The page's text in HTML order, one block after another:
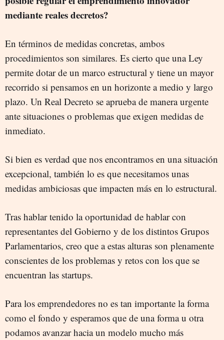
mediante reales decretos?
En términos de medidas concretas, ambos
procedimientos son similares. Es cierto que una Ley
permite dotar de un marco estructural y tiene un mayor
recorrido si pensamos en un horizonte a medio y largo
plazo. Un Real Decreto se aprueba de manera urgente
ante situaciones o problemas que exigen medidas de
inmediato.
Si bien es verdad que nos encontramos en una situación
excepcional, también lo es que necesitamos unas
medidas ambiciosas que impacten más en lo estructural.
Tras hablar tenido la oportunidad de hablar con
representantes del Gobierno y de los distintos Grupos
Parlamentarios, creo que a estas alturas son plenamente
conscientes de los problemas y retos con los que se
encuentran las startups.
Para los emprendedores no es tan importante la forma
como el fondo y esperamos que de una forma u otra
podamos avanzar hacia un modelo mucho más